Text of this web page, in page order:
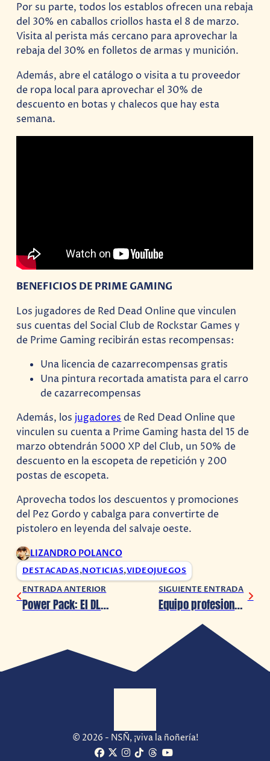
Por su parte, todos los establos ofrecen una rebaja
del 30% en caballos criollos hasta el 8 de marzo.
Visita al perista más cercano para aprovechar la
rebaja del 30% en folletos de armas y munición.
Además, abre el catálogo o visita a tu proveedor
de ropa local para aprovechar el 30% de
descuento en botas y chalecos que hay esta
semana.
BENEFICIOS DE PRIME GAMING
Los jugadores de Red Dead Online que vinculen
sus cuentas del Social Club de Rockstar Games y
de Prime Gaming recibirán estas recompensas:
Una licencia de cazarrecompensas gratis
Una pintura recortada amatista para el carro
de cazarrecompensas
Además, los jugadores de Red Dead Online que
vinculen su cuenta a Prime Gaming hasta del 15 de
marzo obtendrán 5000 XP del Club, un 50% de
descuento en la escopeta de repetición y 200
postas de escopeta.
Aprovecha todos los descuentos y promociones
del Pez Gordo y cabalga para convertirte de
pistolero en leyenda del salvaje oeste.
LIZANDRO POLANCO
DESTACADAS,NOTICIAS,VIDEOJUEGOS
ENTRADA ANTERIOR
Power Pack: El DLC de Project Cars 3 ¡ya está aquí!
SIGUIENTE ENTRADA
Equipo profesional de Fortnite contrata a niño de 8 años por gran suma de dinero
© 2026 - NSÑ, ¡viva la ñoñería!